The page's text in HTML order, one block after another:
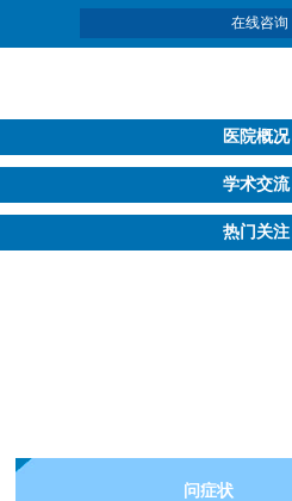
在线咨询
医院概况
学术交流
热门关注
问症状